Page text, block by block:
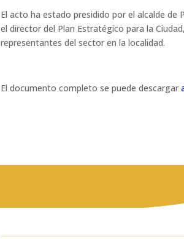
El acto ha estado presidido por el alcalde de
el director del Plan Estratégico para la
representantes del sector en la localidad.
El documento completo se puede descargar